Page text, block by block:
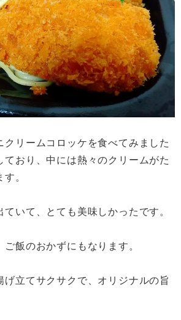
クリームコロッケを食べてみました
ており、中には熱々のクリームがた
。
ていて、とても美味しかったです。
飯のおかずにもなります。
げ立てサクサクで、オリジナルの旨